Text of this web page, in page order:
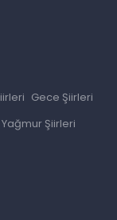
Gece Şiirleri
Yağmur Şiirleri